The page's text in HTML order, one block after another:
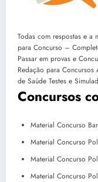
Todas com respostas e a
para Concurso –
Passar em provas e
Redação para
de Saúde Testes e
Concursos
Material Concurso
Material Concurso
Material Concurso
Material Concurso